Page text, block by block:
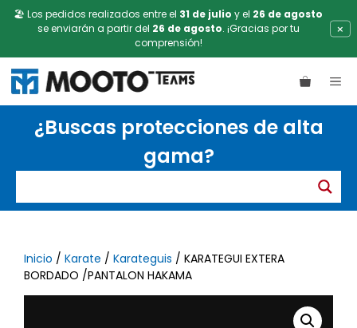
🏖️ Los pedidos realizados entre el 31 de julio y el 26 de agosto
se enviarán a partir del 26 de agosto. ¡Gracias por tu
comprensión!
×
Saltar
contenido
¿Buscas protecciones de alta
gama?
Inicio / Karate / Karateguis / KARATEGUI EXTERA
BORDADO /PANTALON HAKAMA